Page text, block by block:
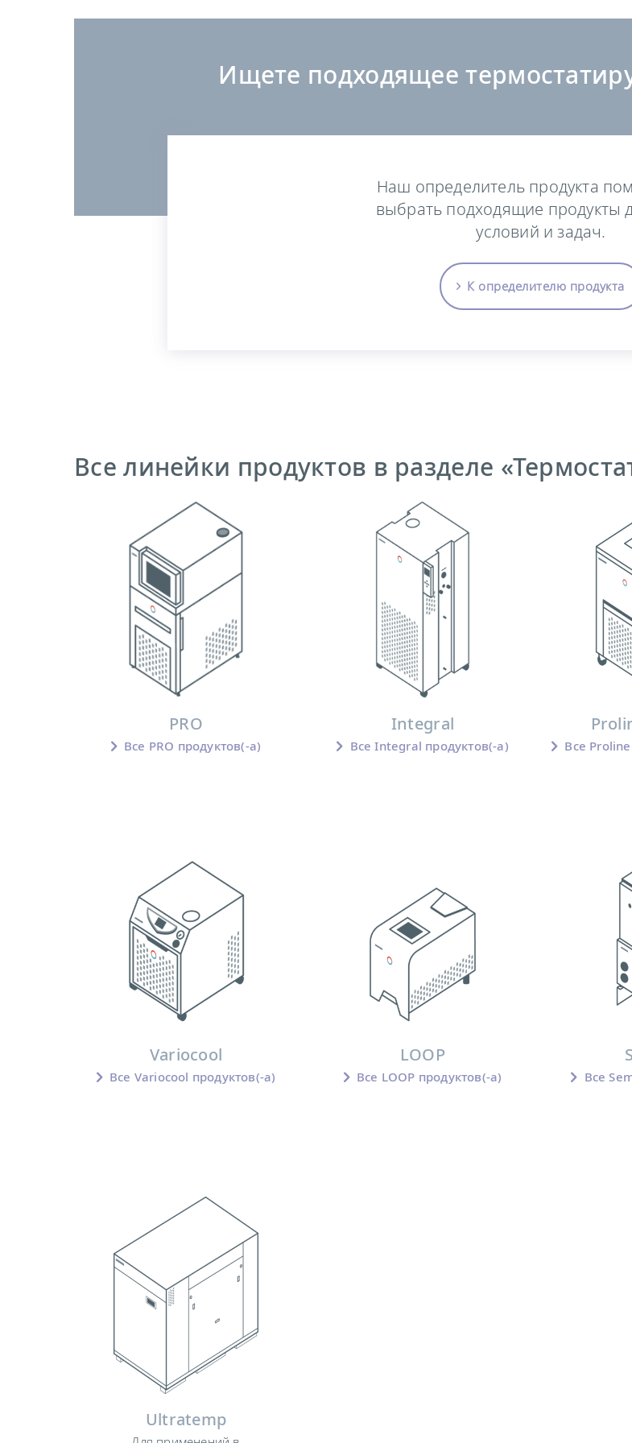
Ищете подходящее
Наш определитель продукта
выбрать подходящие продукты
условий и задач.
К определителю продукта
Все линейки продуктов в разделе
PRO
Все PRO продуктов(-а)
Integral
Все Integral продуктов(-а)
Все
Variocool
Все Variocool продуктов(-а)
LOOP
Все LOOP продуктов(-а) Все
Ultratemp